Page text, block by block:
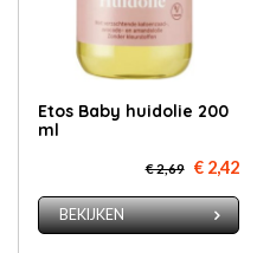
Etos Ba­by huid­olie 200
ml
€ 2,69 € 2,42
BEKIJKEN